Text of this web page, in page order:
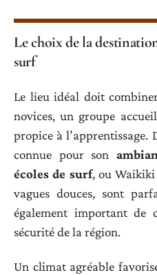
Le choix de la
surf
Le lieu idéal doit
novices, un groupe
propice à l’apprentissage.
connue pour son
écoles de surf, ou Waikiki
vagues douces, sont
également important de
sécurité de la région.
Un climat agréable